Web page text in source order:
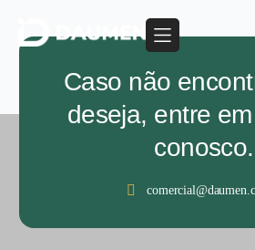
Caso não
deseja, entre
conosco.